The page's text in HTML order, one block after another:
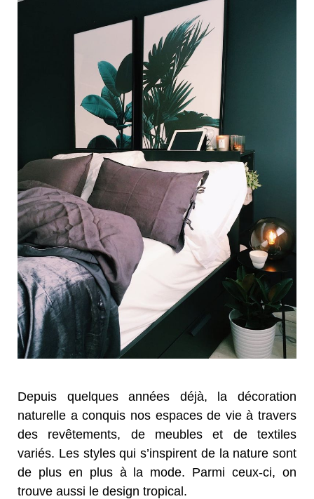
Depuis quelques années déjà, la décoration
naturelle a conquis nos espaces de vie à travers
des revêtements, de meubles et de textiles
variés. Les styles qui s’inspirent de la nature sont
de plus en plus à la mode. Parmi ceux-ci, on
trouve aussi le design tropical.